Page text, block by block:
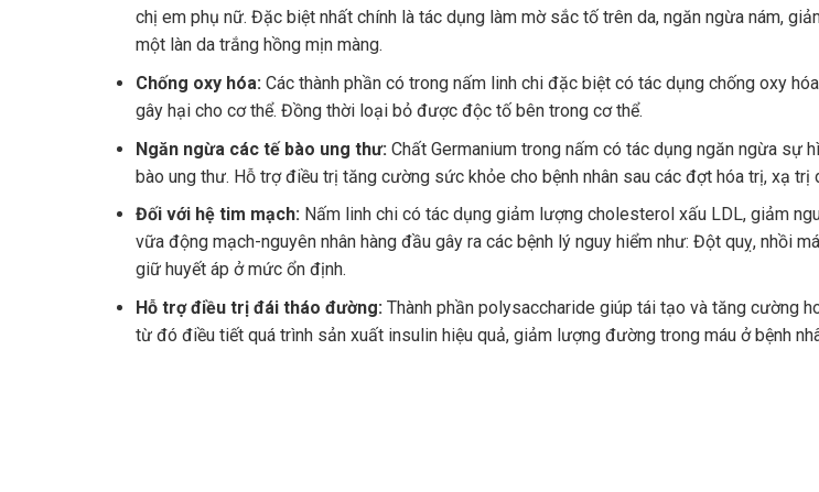
chị em phụ nữ. Đặc biệt nhất chính là tác dụng làm mờ sắc tố trên da, ngăn ngừa nám,
một làn da trắng hồng mịn màng.
Chống oxy hóa:Các thành phần có trong nấm linh chi đặc biệt có tác dụng chống oxy
gây hại cho cơ thể. Đồng thời loại bỏ được độc tố bên trong cơ thể.
Ngăn ngừa các tế bào ung thư: Chất Germanium trong nấm có tác dụng ngăn ngừa sự
bào ung thư. Hỗ trợ điều trị tăng cường sức khỏe cho bệnh nhân sau các đợt hóa trị, xạ trị
Đối với hệ tim mạch:Nấm linh chi có tác dụng giảm lượng cholesterol xấu LDL, giảm
vữa động mạch-nguyên nhân hàng đầu gây ra các bệnh lý nguy hiểm như: Đột quỵ, nhồi
giữ huyết áp ở mức ổn định.
Hỗ trợ điều trị đái tháo đường: Thành phần polysaccharide giúp tái tạo và tăng cường
từ đó điều tiết quá trình sản xuất insulin hiệu quả, giảm lượng đường trong máu ở bệnh